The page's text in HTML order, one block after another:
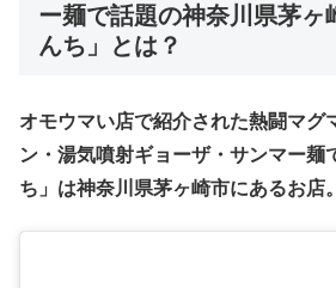
ー麺で話題の神奈川県茅ヶ
んち」
とは？
オモウマい店で紹介された熱闘マグ
ン・湯気噴射ギョーザ・サンマー麺
ち」は神奈川県茅ヶ崎市にあるお店。